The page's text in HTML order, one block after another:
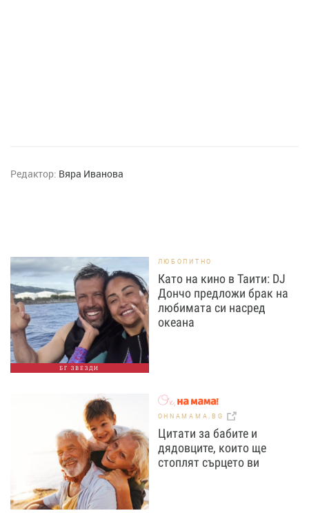
Редактор: Вяра Иванова
БГ ЗВЕЗДИ
ЛЮБОПИТНО
Като на кино в Таити: DJ
Дончо предложи брак на
любимата си насред
океана
OHNAMAMA.BG
Цитати за бабите и
дядовците, които ще
стоплят сърцето ви